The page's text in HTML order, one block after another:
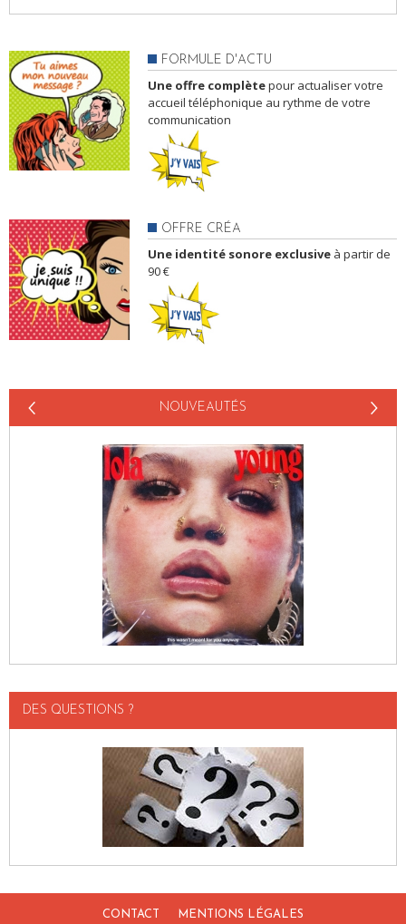
FORMULE D'ACTU
Une offre complètepour actualiser votre
accueil téléphonique au rythme de votre
communication
OFFRE CRÉA
Une identité sonore exclusiveà partir de
90 €
NOUVEAUTÉS
DES QUESTIONS ?
CONTACT MENTIONS LÉGALES